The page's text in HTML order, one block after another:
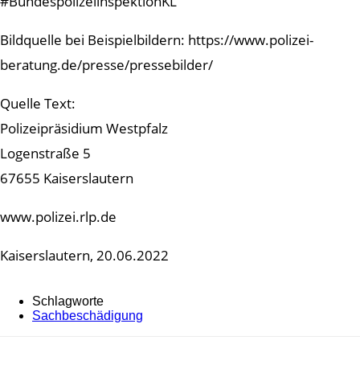
Bildquelle bei Beispielbildern: https://www.polizei-
beratung.de/presse/pressebilder/
Quelle Text:
Polizeipräsidium Westpfalz
Logenstraße 5
67655 Kaiserslautern
www.polizei.rlp.de
Kaiserslautern, 20.06.2022
Schlagworte
Sachbeschädigung